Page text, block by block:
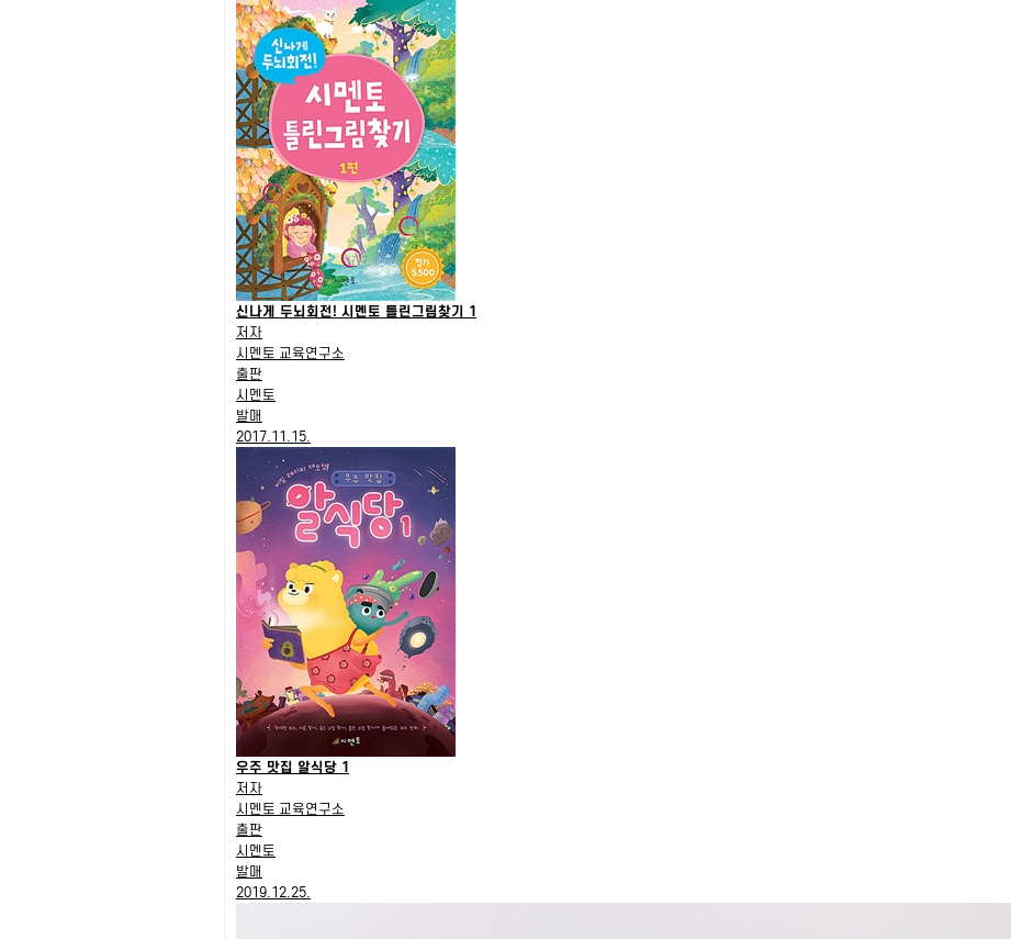
신나게 두뇌회전! 시멘토 틀린그림찾기 1
저자
시멘토 교육연구소
출판
시멘토
발매
2017.11.15.
우주 맛집 알식당 1
저자
시멘토 교육연구소
출판
시멘토
발매
2019.12.25.